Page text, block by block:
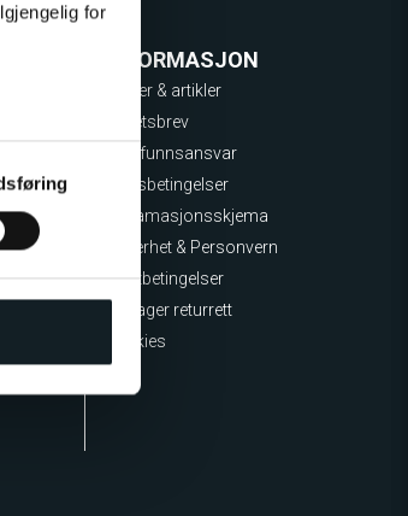
for
INFORMASJON
Guider & artikler
Nyhetsbrev
Samfunnsansvar
Kjøpsbetingelser
Reklamasjonsskjema
Sikkerhet & Personvern
Fraktbetingelser
60 dager returrett
Cookies